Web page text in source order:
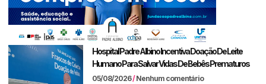
Hospital Padre Albino Incentiva Doação De Leite
Humano Para Salvar Vidas De Bebês Prematuros
05/08/2026 Nenhum comentário